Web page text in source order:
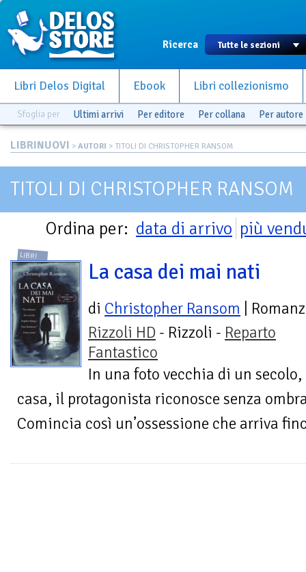
Ricerca
Libri Delos Digital Ebook Libri collezionismo
Sfoglia per Ultimi arrivi Per editore Per collana Per autore
LIBRINUOVI > AUTORI > TITOLI DI CHRISTOPHER RANSOM
TITOLI DI CHRISTOPHER RANSOM
Ordina per: data di arrivo più
LIBRI
La casa dei mai nati
di Christopher Ransom |
Rizzoli HD - Rizzoli - Reparto
Fantastico
In una foto vecchia di un
casa, il protagonista riconosce senza
Comincia così un’ossessione che arriva